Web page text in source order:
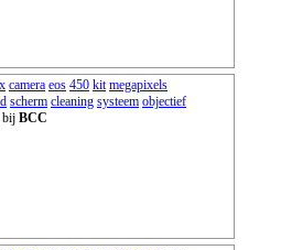
camera eos 450 kit megapixels
scherm cleaning systeem objectief
bij BCC